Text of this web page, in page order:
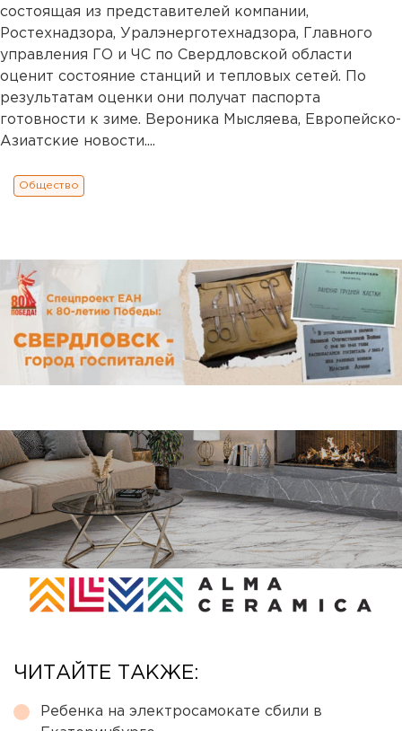
состоящая из представителей компании,
Ростехнадзора, Уралэнерготехнадзора, Главного
управления ГО и ЧС по Свердловской области
оценит состояние станций и тепловых сетей. По
результатам оценки они получат паспорта
готовности к зиме. Вероника Мысляева, Европейско-
Азиатские новости....
Общество
ЧИТАЙТЕ ТАКЖЕ:
Ребенка на электросамокате сбили в